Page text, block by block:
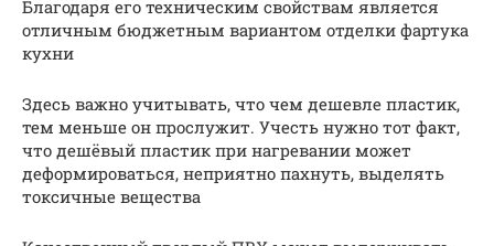
Благодаря его техническим свойствам является
отличным бюджетным вариантом отделки фартука
кухни
Здесь важно учитывать, что чем дешевле пластик,
тем меньше он прослужит. Учесть нужно тот факт,
что дешёвый пластик при нагревании может
деформироваться, неприятно пахнуть, выделять
токсичные вещества